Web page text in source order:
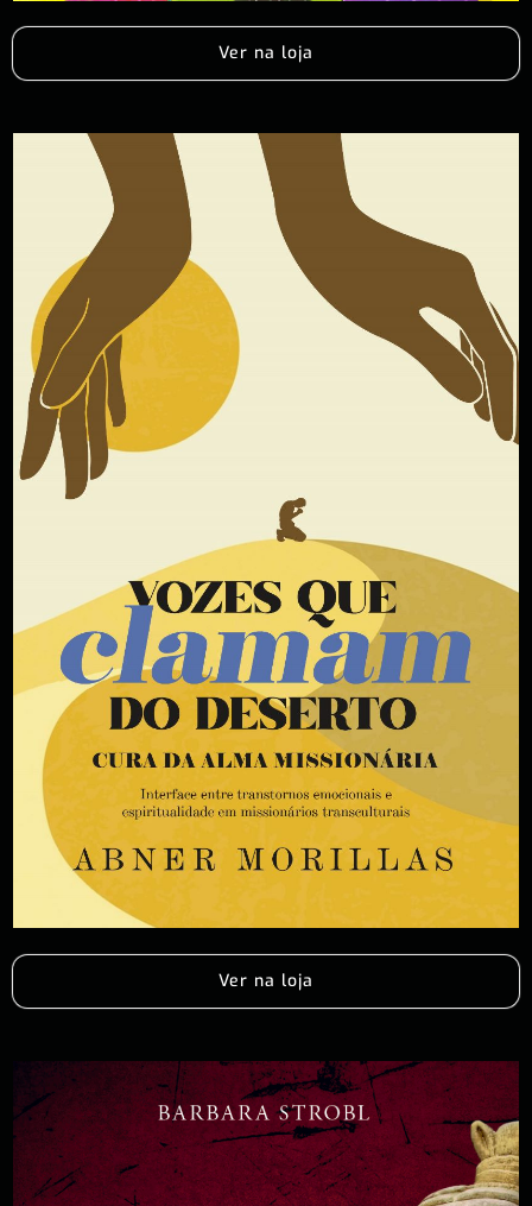
Ver na loja
Ver na loja